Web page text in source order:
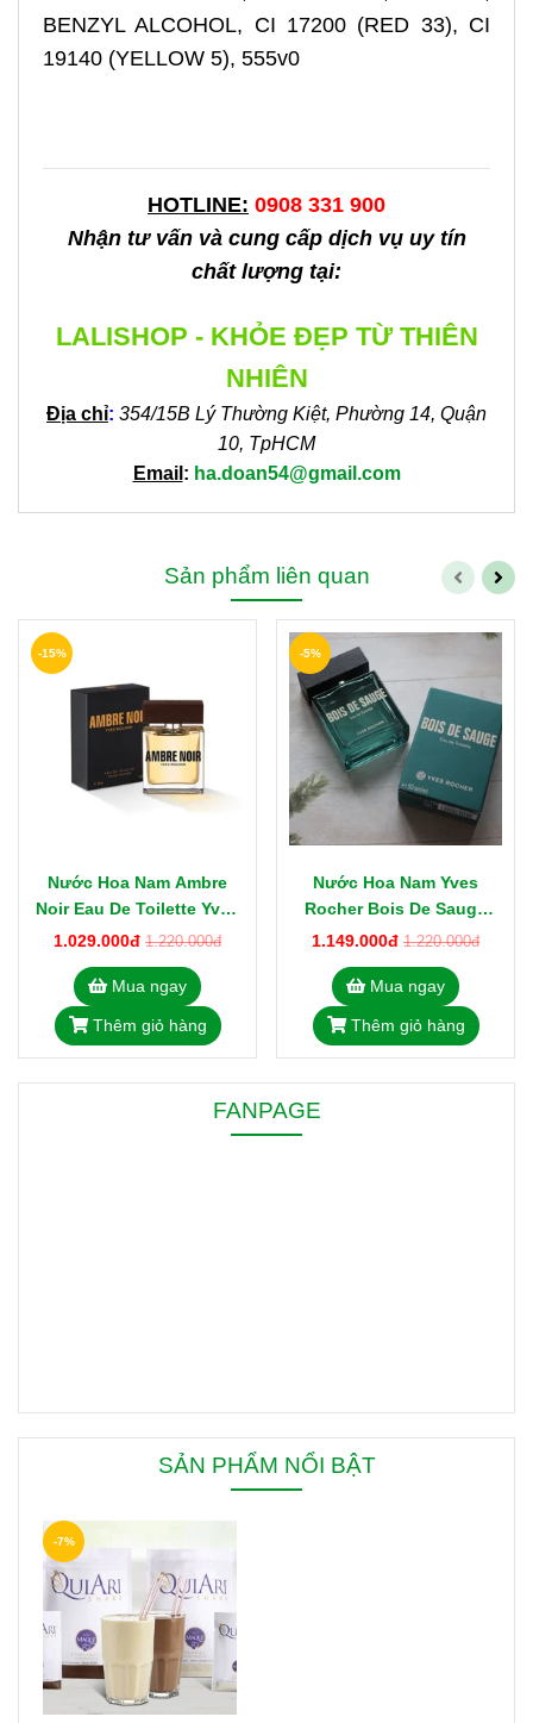
BENZYL ALCOHOL, CI 17200 (RED 33), CI
19140 (YELLOW 5), 555v0
HOTLINE: 0908 331 900
Nhận tư vấn và cung cấp dịch vụ uy tín
chất lượng tại:
LALISHOP - KHỎE ĐẸP TỪ THIÊN
NHIÊN
Địa chỉ: 354/15B Lý Thường Kiệt, Phường 14, Quận
10, TpHCM
Email : ha.doan54@gmail.com
Sản phẩm liên quan
Nước Hoa Nam Ambre
Noir Eau De Toilette Yves
Rocher 50ml Từ Pháp
1.029.000đ 1.220.000đ
-15%
Mua ngay
Thêm giỏ hàng
Nước Hoa Nam Yves
Rocher Bois De Sauge
Eau De Toillette 50ml Từ
1.149.000đ 1.220.000đ
-5%
Mua ngay
Thêm giỏ hàng
FANPAGE
SẢN PHẨM NỔI BẬT
-7%